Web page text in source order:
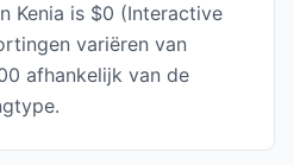
Kenia is $0 (Interactive
variëren van
afhankelijk van de